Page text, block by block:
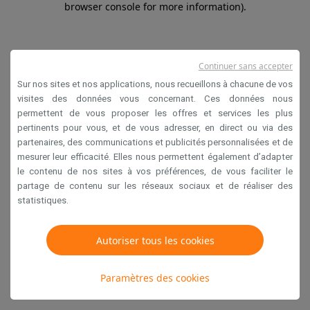
browser console for more information).
Sur nos sites et nos applications, nous recueillons à chacune de vos
visites des données vous concernant. Ces données nous
permettent de vous proposer les offres et services les plus
pertinents pour vous, et de vous adresser, en direct ou via des
partenaires, des communications et publicités personnalisées et de
mesurer leur efficacité. Elles nous permettent également d’adapter
le contenu de nos sites à vos préférences, de vous faciliter le
partage de contenu sur les réseaux sociaux et de réaliser des
statistiques.
Autoriser tous les cookies
Paramètres des cookies
Continuer sans accepter